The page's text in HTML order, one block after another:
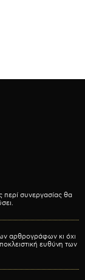
συνεργασίας θα
αρθρογράφων κι όχι
ευθύνη των